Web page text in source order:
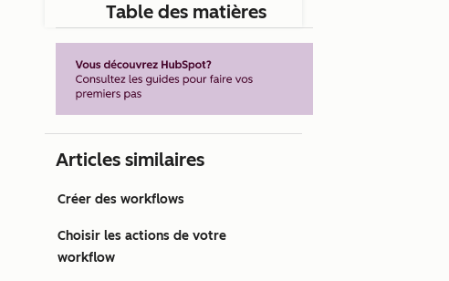
Table des matières
Articles similaires
Créer des workflows
Choisir les actions de votre
workflow